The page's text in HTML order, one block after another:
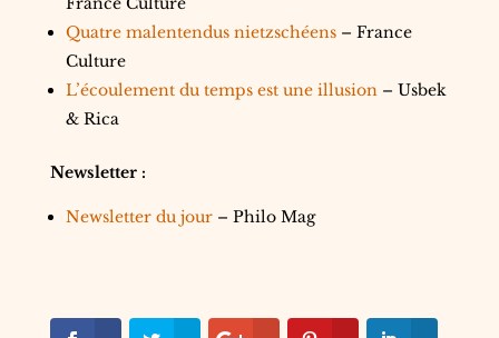
Quatre malentendus nietzschéens– France
Culture
L’écoulement du temps est une illusion – Usbek
& Rica
Newsletter :
Newsletter du jour– Philo Mag